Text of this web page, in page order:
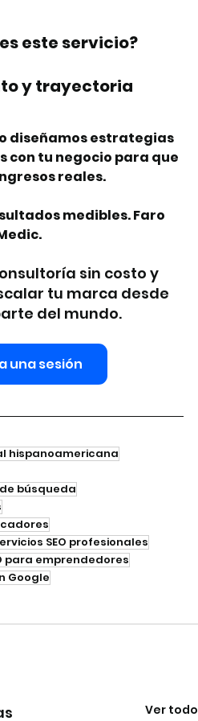
este servicio?
y trayectoria
diseñamos estrategias
con tu negocio para que
reales.
medibles. Faro
sin costo y
tu marca desde
del mundo.
una sesión
hispanoamericana
búsqueda
SEO profesionales
para emprendedores
Google
Ver todo